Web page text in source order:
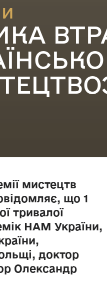
мистецтв
що 1
тривалої
НАМ України,
доктор
Олександр